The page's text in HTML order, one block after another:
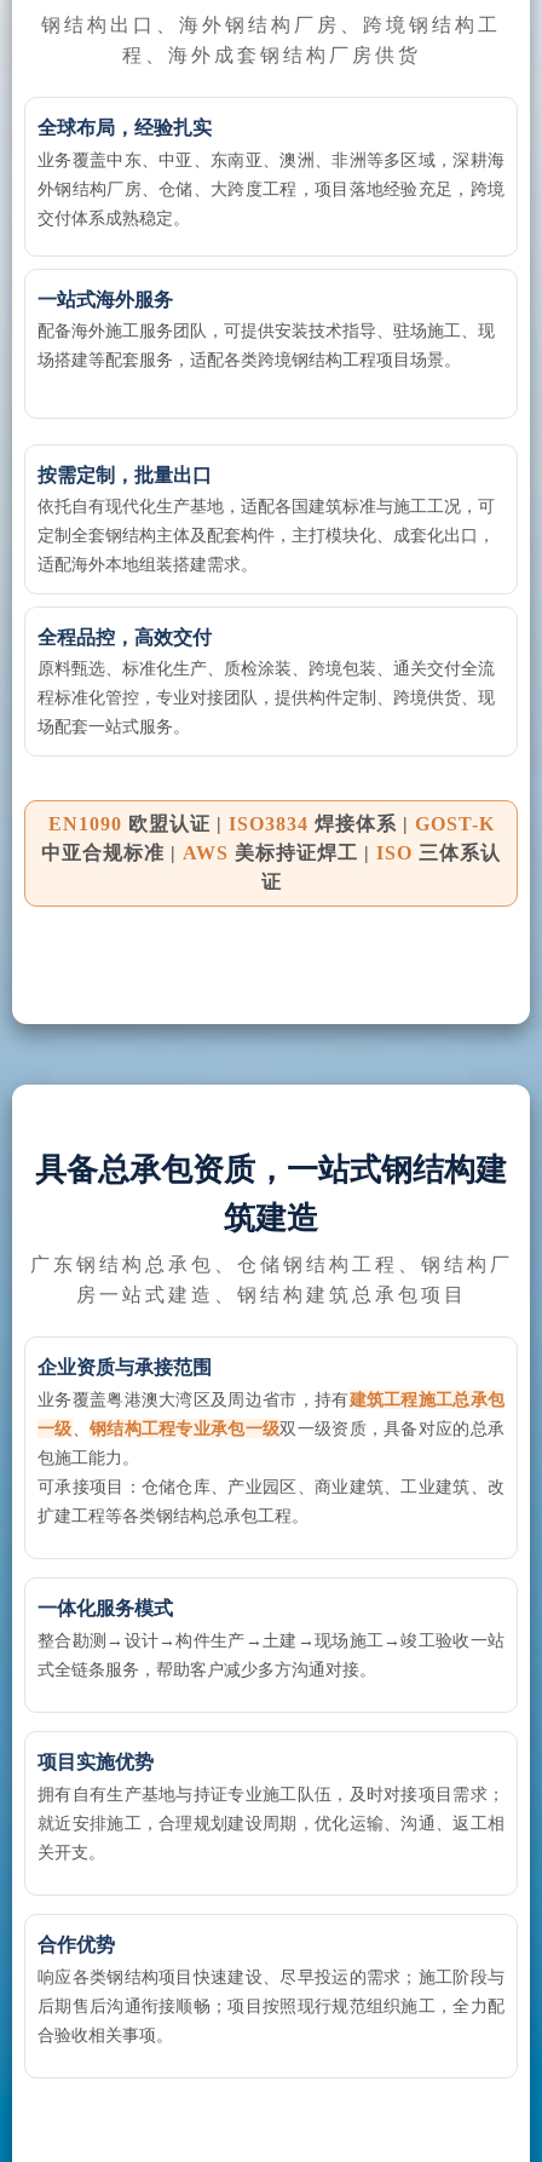
全球布局，经验扎实
业务覆盖中东、中亚、东南亚、澳洲、非洲等多区域，深耕海
外钢结构厂房、仓储、大跨度工程，项目落地经验充足，跨境
交付体系成熟稳定。
按需定制，批量出口
依托自有现代化生产基地，适配各国建筑标准与施工工况，可
定制全套钢结构主体及配套构件，主打模块化、成套化出口，
适配海外本地组装搭建需求。​
一站式海外服务
配备海外施工服务团队，可提供安装技术指导、驻场施工、现
场搭建等配套服务，适配各类跨境钢结构工程项目场景。​
全程品控，高效交付
原料甄选、标准化生产、质检涂装、跨境包装、通关交付全流
程标准化管控，专业对接团队，提供构件定制、跨境供货、现
场配套一站式服务。​
EN1090 欧盟认证 | ISO3834 焊接体系 | GOST-K
中亚合规标准 | AWS 美标持证焊工 | ISO 三体系认
证
钢结构出口、海外钢结构厂房、跨境钢结构工
程、海外成套钢结构厂房供货
企业资质与承接范围
业务覆盖粤港澳大湾区及周边省市，持有建筑工程施工总承包
一级
钢结构工程专业承包一级双一级资质，具备对应的总承
包施工能力。
可承接项目：仓储仓库、产业园区、商业建筑、工业建筑、改
扩建工程等各类钢结构总承包工程。
具备总承包资质，一站式钢结构建
筑建造
广东钢结构总承包、仓储钢结构工程、钢结构厂
房一站式建造、钢结构建筑总承包项目
一体化服务模式
整合勘测→设计→构件生产→土建→现场施工→竣工验收一站
式全链条服务，帮助客户减少多方沟通对接。
项目实施优势
拥有自有生产基地与持证专业施工队伍，及时对接项目需求；
就近安排施工，合理规划建设周期，优化运输、沟通、返工相
关开支。
合作优势
响应各类钢结构项目快速建设、尽早投运的需求；施工阶段与
后期售后沟通衔接顺畅；项目按照现行规范组织施工，全力配
合验收相关事项。